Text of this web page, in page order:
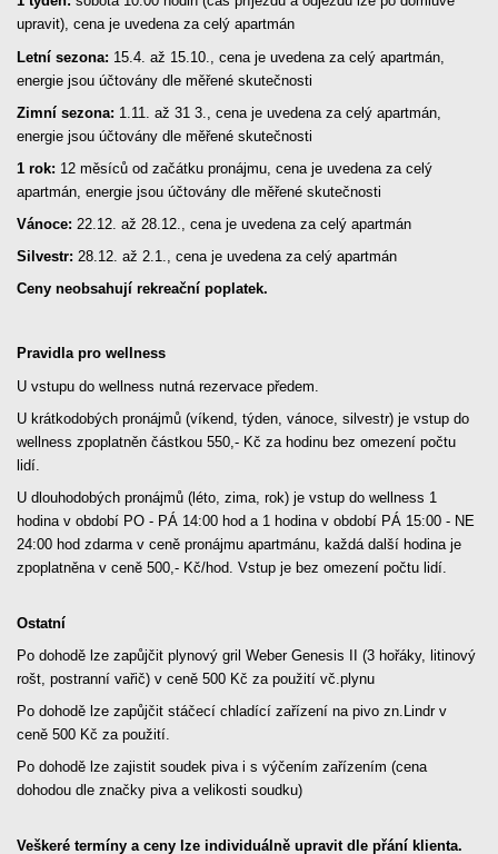
upravit), cena je uvedena za celý apartmán
Letní sezona: 15.4. až 15.10., cena je uvedena za celý apartmán,
energie jsou účtovány dle měřené skutečnosti
Zimní sezona: 1.11. až 31 3., cena je uvedena za celý apartmán,
energie jsou účtovány dle měřené skutečnosti
1 rok: 12 měsíců od začátku pronájmu, cena je uvedena za celý
apartmán, energie jsou účtovány dle měřené skutečnosti
Vánoce: 22.12. až 28.12., cena je uvedena za celý apartmán
Silvestr: 28.12. až 2.1., cena je uvedena za celý apartmán
Ceny neobsahují rekreační poplatek.
Pravidla pro wellness
U vstupu do wellness nutná rezervace předem.
U krátkodobých pronájmů (víkend, týden, vánoce, silvestr) je vstup do
wellness zpoplatněn částkou 550,- Kč za hodinu bez omezení počtu
lidí.
U dlouhodobých pronájmů (léto, zima, rok) je vstup do wellness 1
hodina v období PO - PÁ 14:00 hod a 1 hodina v období PÁ 15:00 - NE
24:00 hod zdarma v ceně pronájmu apartmánu, každá další hodina je
zpoplatněna v ceně 500,- Kč/hod. Vstup je bez omezení počtu lidí.
Ostatní
Po dohodě lze zapůjčit plynový gril Weber Genesis II (3 hořáky, litinový
rošt, postranní vařič) v ceně 500 Kč za použití vč.plynu
Po dohodě lze zapůjčit stáčecí chladící zařízení na pivo zn.Lindr v
ceně 500 Kč za použití.
Po dohodě lze zajistit soudek piva i s výčením zařízením (cena
dohodou dle značky piva a velikosti soudku)
Veškeré termíny a ceny lze individuálně upravit dle přání klienta.